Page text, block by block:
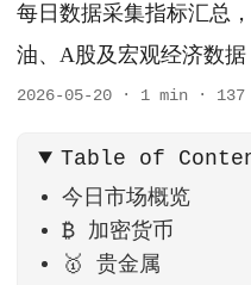
每日数据采集指标汇总
油、A股及宏观经济数据
2026-05-20 · 1 min ·
Table of
今日市场概览
₿ 加密货币
🥇 贵金属